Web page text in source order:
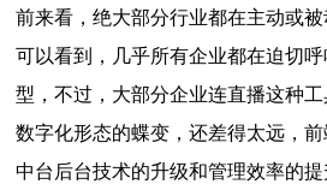
前来看，绝大部分行业都在主动或
可以看到，几乎所有企业都在迫切
型，不过，大部分企业连直播这种
数字化形态的蝶变，还差得太远，前
中台后台技术的升级和管理效率的